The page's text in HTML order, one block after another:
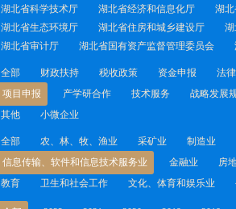
湖北省科学技术厅
湖北省经济和信息化厅
湖
湖北省生态环境厅
湖北省住房和城乡建设厅
湖北省审计厅
湖北省国有资产监督管理委员会
全部 财政扶持 税收政策 资金申报
法
项目申报
产学研合作 技术服务
战略发展
其他
小微企业
全部 农、林、牧、渔业 采矿业
制造业
信息传输、软件和信息技术服务业
金融业
房
教育
卫生和社会工作 文化、体育和娱乐业